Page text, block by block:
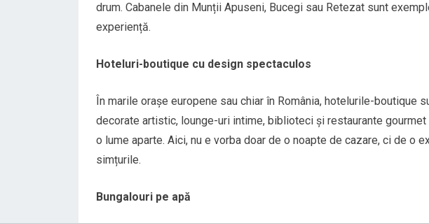
drum. Cabanele din Munții Apuseni, Bucegi sau Retezat sunt
experiență.
Hoteluri-boutique cu design spectaculos
În marile orașe europene sau chiar în România, hotelurile-boutique
decorate artistic, lounge-uri intime, biblioteci și restaurante
o lume aparte. Aici, nu e vorba doar de o noapte de cazare, ci de o
simțurile.
Bungalouri pe apă